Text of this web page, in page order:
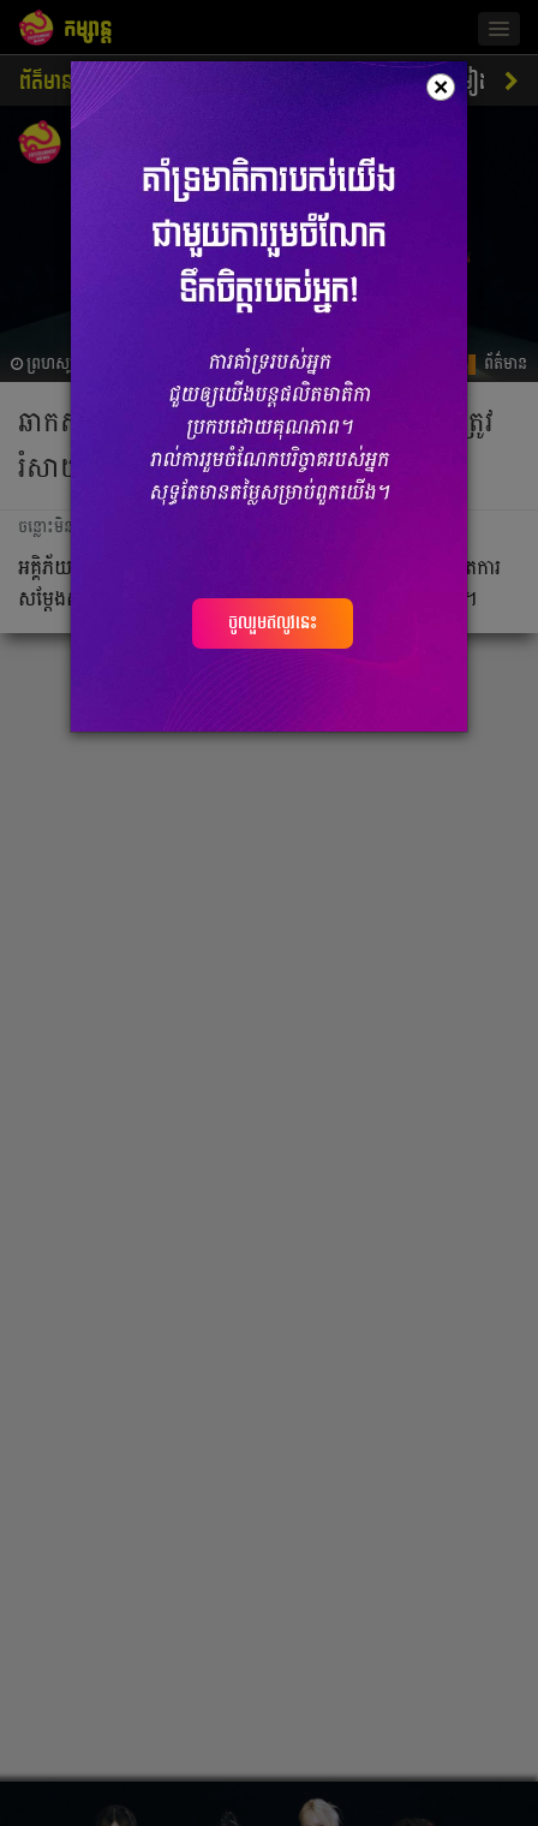
កម្សាន្ត
ព័ត៌មាន ជីវិតតារា ចម្រៀង
ព្រហស្បតិ៍, 16 ឧសភា 2024 01:33 ព័ត៌មាន
ឆាកសម្ដែងរបស់ aespa នៅ M! Countdown ត្រូវ
រំសាយចោលដោយសារ មានភ្លើងឆេះ
ចន្លោះមិនឃើញ
អគ្គិភ័យ​មួយ​កើតឡើង​នៅ​
ដែលបាន​ធ្វើ​ឱ្យ​ការ​ថត​ការ
សម្ដែងសម្រាប់ការ
Comebackរបស់aespaត្រូវ​បាន​លុប​ចោល។
×
ចូលរួមឥលូវនេះ